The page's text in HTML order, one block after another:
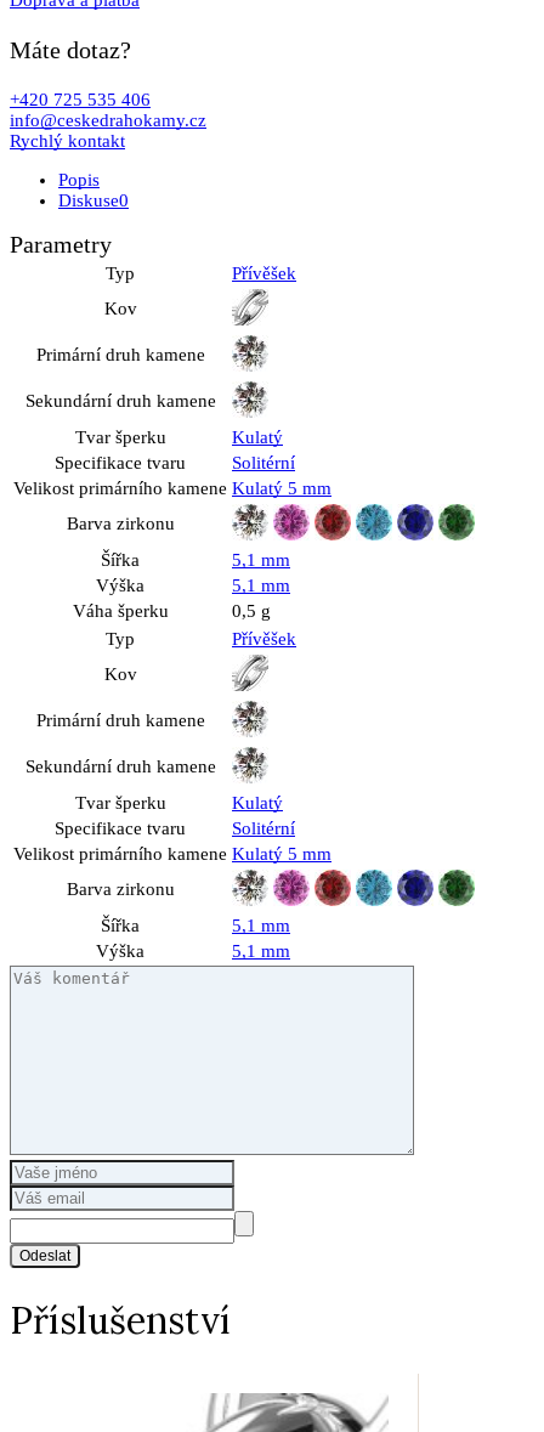
Máte dotaz?
+420 725 535 406
info@ceskedrahokamy.cz
Rychlý kontakt
Popis
Diskuse0
Parametry
Typ
Přívěšek
Kov
Primární druh kamene
Sekundární druh kamene
Tvar šperku
Kulatý
Specifikace tvaru
Solitérní
Velikost primárního kamene Kulatý 5 mm
Barva zirkonu
Šířka
5,1 mm
Výška
5,1 mm
Váha šperku
0,5 g
Typ
Přívěšek
Kov
Primární druh kamene
Sekundární druh kamene
Tvar šperku
Kulatý
Specifikace tvaru
Solitérní
Velikost primárního kamene Kulatý 5 mm
Barva zirkonu
Šířka
5,1 mm
Výška
5,1 mm
Odeslat
Příslušenství